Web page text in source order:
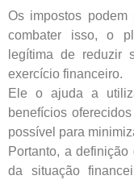
Os impostos podem
combater isso, o
legítima de reduzir
exercício financeiro.
Ele o ajuda a
benefícios
possível para
Portanto, a
da situação